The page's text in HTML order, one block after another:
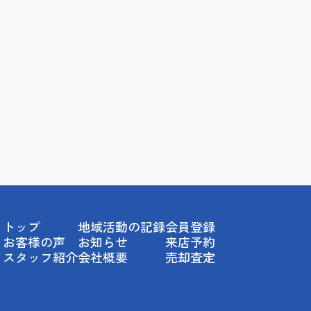
トップ
お客様の声
スタッフ紹介
地域活動の記録
お知らせ
会社概要
会員登録
来店予約
売却査定